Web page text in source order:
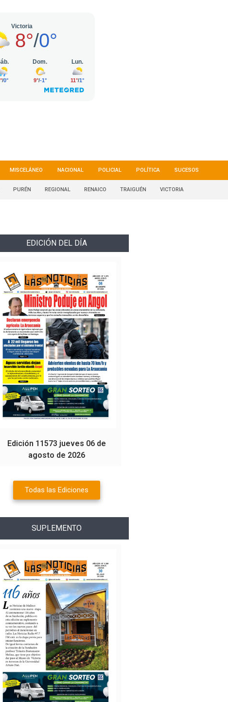
MISCELÁNEO NACIONAL POLICIAL POLÍTICA SUCESOS
PURÉN REGIONAL RENAICO TRAIGUÉN VICTORIA
EDICIÓN DEL DÍA
Edición 11573 jueves 06 de
agosto de 2026
Todas las Ediciones
SUPLEMENTO